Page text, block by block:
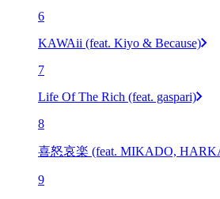
6
KAWAii (feat. Kiyo & Because)
7
Life Of The Rich (feat. gaspari)
8
喜怒哀楽 (feat. MIKADO,
9